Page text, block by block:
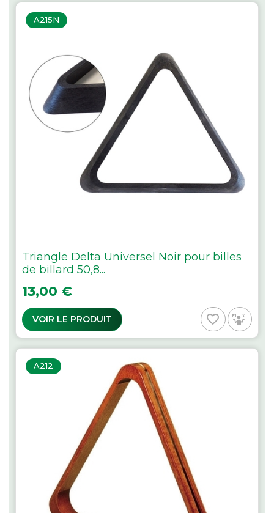
A215N
Triangle Delta Universel Noir pour billes
de billard 50,8...
Prix
13,00 €
VOIR LE PRODUIT favorite_border
A212